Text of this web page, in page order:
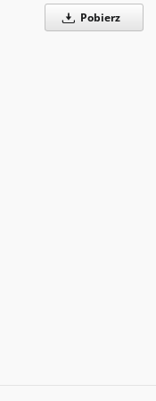
Pobierz